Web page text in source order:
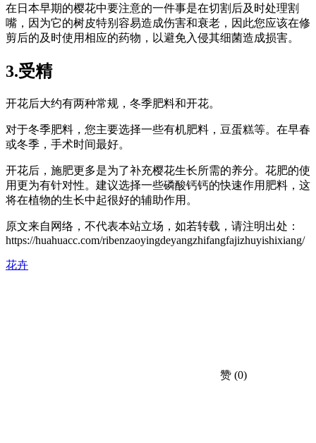
在日本早期的樱花中要注意的一件事是在切割后及时处理割
嘴，因为它的树皮特别容易造成伤害和衰老，因此您应该在修
剪后的及时使用相应的药物，以避免入侵其细菌造成损害。
3.受精
开花后大约有两种常规，冬季肥料和开花。
对于冬季肥料，您主要选择一些有机肥料，豆蛋糕等。在早春
或冬季，手术时间最好。
开花后，施肥更多是为了补充樱花生长所需的养分。花肥的使
用更为有针对性。建议选择一些磷酸钙钙的快速作用肥料，这
将在植物的生长中起很好的辅助作用。
原文来自网络，不代表本站立场，如若转载，请注明出处：
https://huahuacc.com/ribenzaoyingdeyangzhifangfajizhuyishixiang/
花卉
赞 (0)